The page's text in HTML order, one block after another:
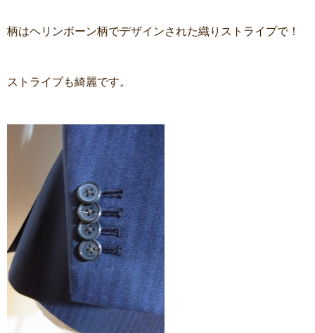
柄はヘリンボーン柄でデザインされた織りストライプで！
ストライプも綺麗です。